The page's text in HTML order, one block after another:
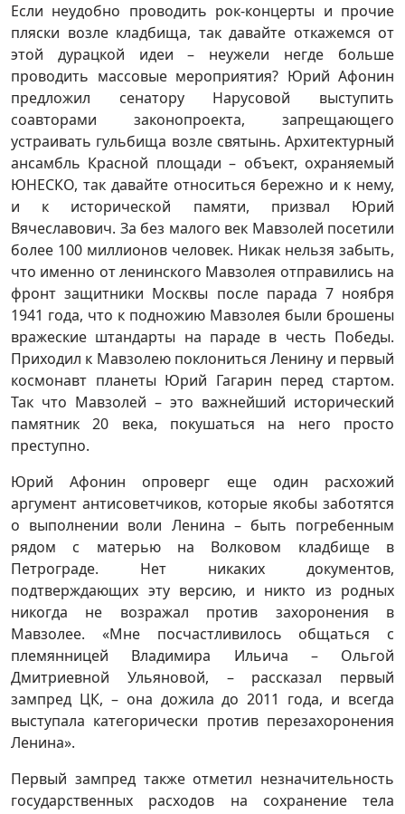
Если неудобно проводить рок-концерты и прочие
пляски возле кладбища, так давайте откажемся от
этой дурацкой идеи – неужели негде больше
проводить массовые мероприятия? Юрий Афонин
предложил сенатору Нарусовой выступить
соавторами законопроекта, запрещающего
устраивать гульбища возле святынь. Архитектурный
ансамбль Красной площади – объект, охраняемый
ЮНЕСКО, так давайте относиться бережно и к нему,
и к исторической памяти, призвал Юрий
Вячеславович. За без малого век Мавзолей посетили
более 100 миллионов человек. Никак нельзя забыть,
что именно от ленинского Мавзолея отправились на
фронт защитники Москвы после парада 7 ноября
1941 года, что к подножию Мавзолея были брошены
вражеские штандарты на параде в честь Победы.
Приходил к Мавзолею поклониться Ленину и первый
космонавт планеты Юрий Гагарин перед стартом.
Так что Мавзолей – это важнейший исторический
памятник 20 века, покушаться на него просто
преступно.
Юрий Афонин опроверг еще один расхожий
аргумент антисоветчиков, которые якобы заботятся
о выполнении воли Ленина – быть погребенным
рядом с матерью на Волковом кладбище в
Петрограде. Нет никаких документов,
подтверждающих эту версию, и никто из родных
никогда не возражал против захоронения в
Мавзолее. «Мне посчастливилось общаться с
племянницей Владимира Ильича – Ольгой
Дмитриевной Ульяновой, – рассказал первый
зампред ЦК, – она дожила до 2011 года, и всегда
выступала категорически против перезахоронения
Ленина».
Первый зампред также отметил незначительность
государственных расходов на сохранение тела